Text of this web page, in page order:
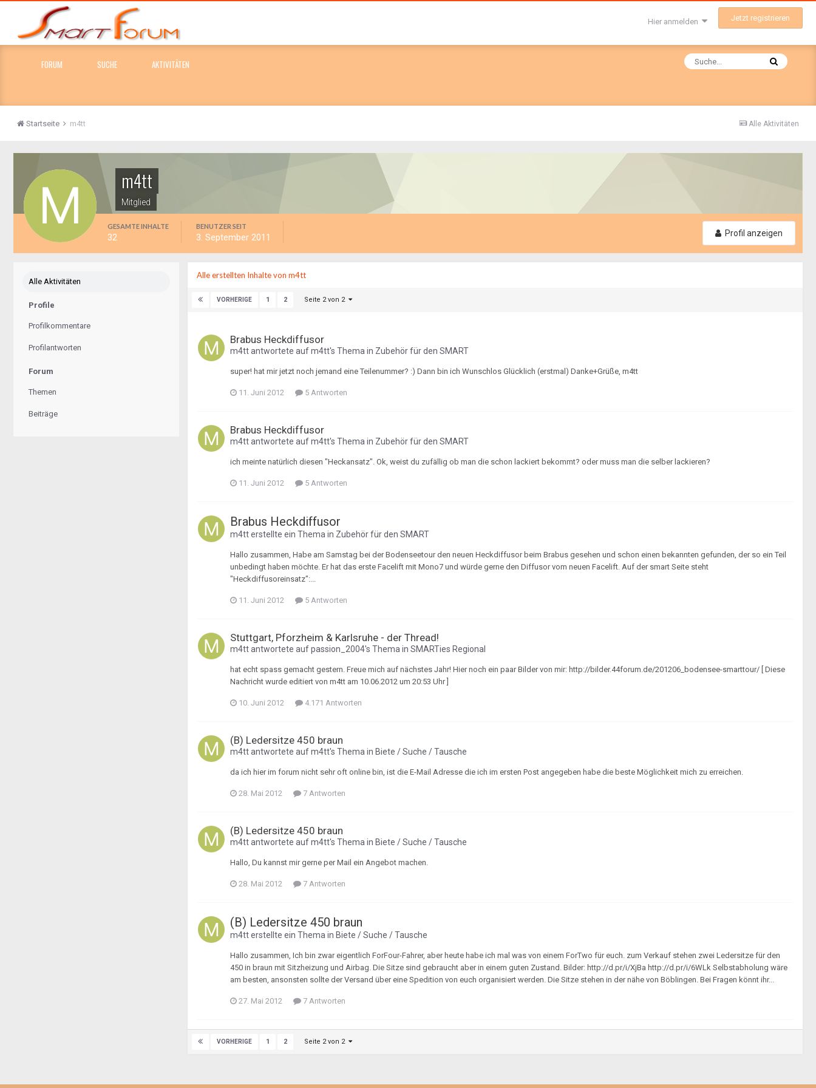
Hier anmelden Jetzt registrieren
FORUM SUCHE AKTIVITÄTEN
Alle Aktivitäten
Startseite m4tt
m4tt
Mitglied
Profil anzeigen
GESAMTE INHALTE
32
BENUTZER SEIT
3. September 2011
Alle Aktivitäten
Profile
Profilkommentare
Profilantworten
Forum
Themen
Beiträge
Alle erstellten Inhalte von m4tt
VORHERIGE 1 2 Seite 2 von 2
Brabus Heckdiffusor
m4ttantwortete aufm4tt's Thema in Zubehör für den SMART
super! hat mir jetzt noch jemand eine Teilenummer? :) Dann bin ich Wunschlos Glücklich (erstmal) Danke+Grüße, m4tt
11. Juni 2012 5 Antworten
Brabus Heckdiffusor
m4ttantwortete aufm4tt's Thema in Zubehör für den SMART
ich meinte natürlich diesen "Heckansatz". Ok, weist du zufällig ob man die schon lackiert bekommt? oder muss man die selber lackieren?
11. Juni 2012 5 Antworten
Brabus Heckdiffusor
m4tterstellte ein Thema in Zubehör für den SMART
Hallo zusammen, Habe am Samstag bei der Bodenseetour den neuen Heckdiffusor beim Brabus gesehen und schon einen bekannten gefunden, der so ein Teil
unbedingt haben möchte. Er hat das erste Facelift mit Mono7 und würde gerne den Diffusor vom neuen Facelift. Auf der smart Seite steht
"Heckdiffusoreinsatz":...
11. Juni 2012 5 Antworten
Stuttgart, Pforzheim & Karlsruhe - der Thread!
m4ttantwortete aufpassion_2004's Thema in SMARTies Regional
hat echt spass gemacht gestern. Freue mich auf nächstes Jahr! Hier noch ein paar Bilder von mir: http://bilder.44forum.de/201206_bodensee-smarttour/ [ Diese
Nachricht wurde editiert von m4tt am 10.06.2012 um 20:53 Uhr ]
10. Juni 2012 4.171 Antworten
(B) Ledersitze 450 braun
m4ttantwortete aufm4tt's Thema in Biete / Suche / Tausche
da ich hier im forum nicht sehr oft online bin, ist die E-Mail Adresse die ich im ersten Post angegeben habe die beste Möglichkeit mich zu erreichen.
28. Mai 2012 7 Antworten
(B) Ledersitze 450 braun
m4ttantwortete aufm4tt's Thema in Biete / Suche / Tausche
Hallo, Du kannst mir gerne per Mail ein Angebot machen.
28. Mai 2012 7 Antworten
(B) Ledersitze 450 braun
m4tterstellte ein Thema in Biete / Suche / Tausche
Hallo zusammen, Ich bin zwar eigentlich ForFour-Fahrer, aber heute habe ich mal was von einem ForTwo für euch. zum Verkauf stehen zwei Ledersitze für den
450 in braun mit Sitzheizung und Airbag. Die Sitze sind gebraucht aber in einem guten Zustand. Bilder: http://d.pr/i/XjBa http://d.pr/i/6WLk Selbstabholung wäre
am besten, ansonsten sollte der Versand über eine Spedition von euch organisiert werden. Die Sitze stehen in der nähe von Böblingen. Bei Fragen könnt ihr...
27. Mai 2012 7 Antworten
VORHERIGE 1 2 Seite 2 von 2